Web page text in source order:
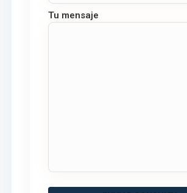
Tu mensaje